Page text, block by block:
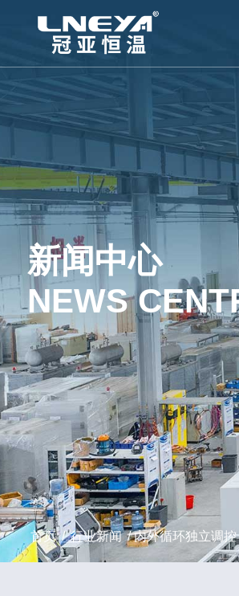
新闻中心
NEWS
首页/行业新闻/ 内外循环独立调